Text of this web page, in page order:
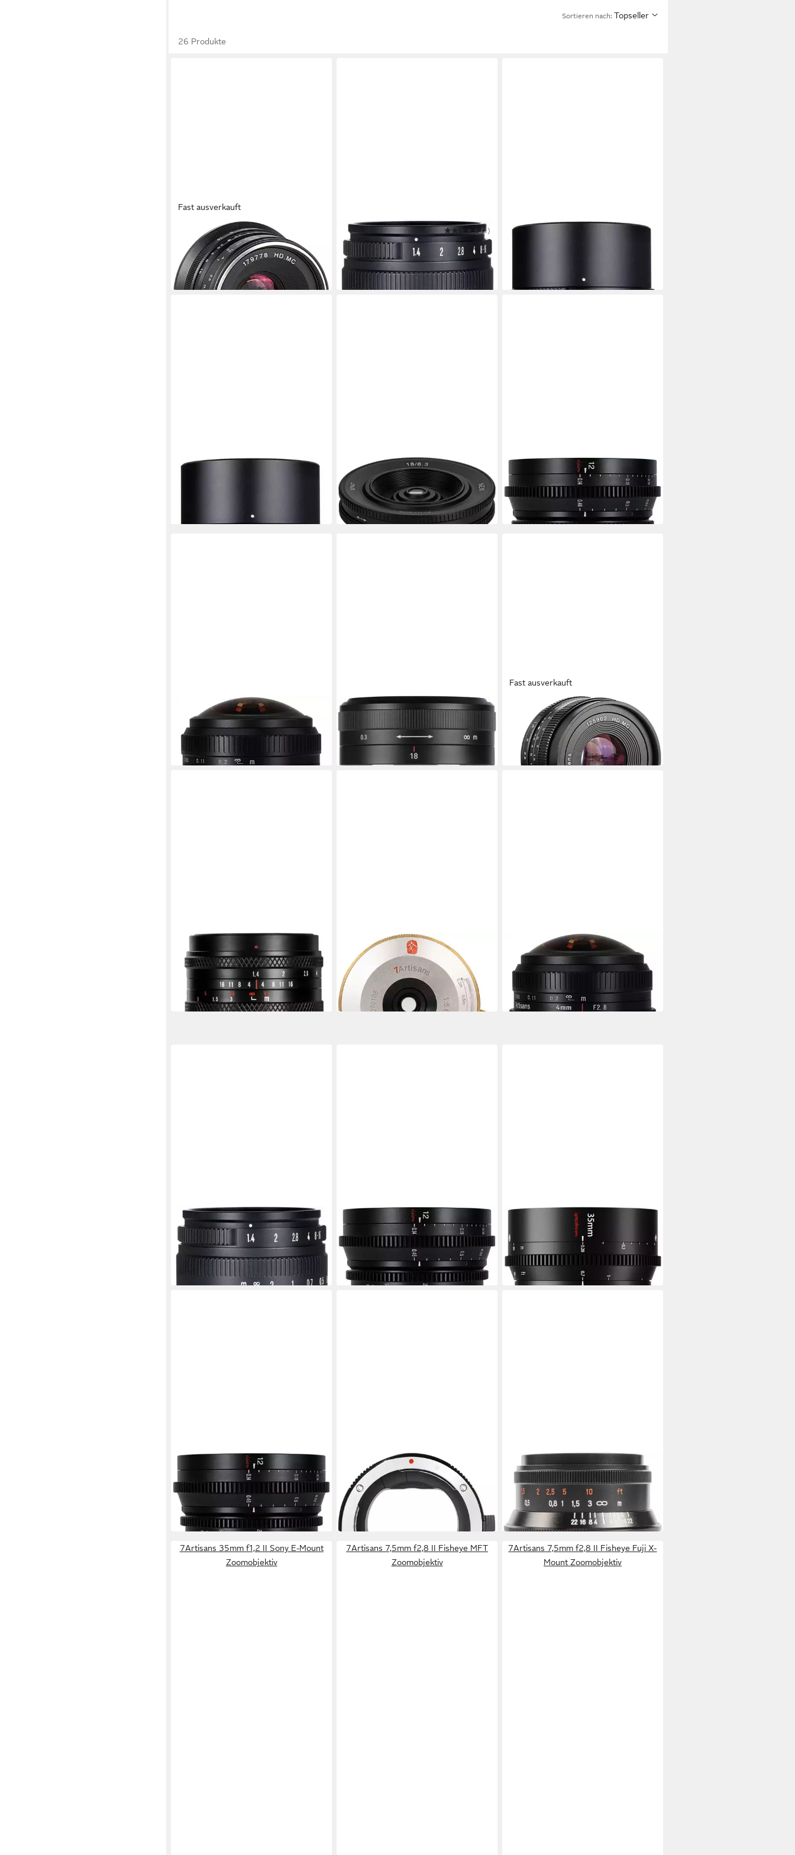
Sortieren nach: Topseller
26 Produkte
Fast ausverkauft
7ARTISANS
25mm f1,8 Fuji X-Mount
Zoomobjektiv
89,00 €
in 4-5 Werktagen bei dir
7ARTISANS
35mm f1,4 Nikon Z Zoomobjektiv
(1)
89,00 €
in 4-5 Werktagen bei dir
7ARTISANS
7ARTISANS
7ARTISANS
18mm f6,3 II Sony E Zoomobjektiv
79,00 €
in 4-5 Werktagen bei dir
12mm T2.9 L-Mount Zoomobjektiv
19,82 €
mtl. in 24 Raten
in 4-5 Werktagen bei dir
7ARTISANS
4mm f2,8 Fisheye MFT Zoomobjektiv
179,00 €
in 4-5 Werktagen bei dir
7ARTISANS
Zoomobjektiv
99,00 €
in 4-5 Werktagen bei dir
Fast ausverkauft
7ARTISANS
50mm f1,8 Sony E-Mount
Zoomobjektiv
85,00 €
in 4-5 Werktagen bei dir
50mm f1,4 Tilt Shift Sony E
Zoomobjektiv
239,00 €
21,83 € mtl. in 12 Raten
in 4-5 Werktagen bei dir
7ARTISANS
35mm f5,6 WEN Pancake Leica M
silber Zoomobjektiv
199,00 €
18,17 €
mtl. in 12 Raten
in 4-5 Werktagen bei dir
7ARTISANS
4mm f2,8 Fisheye Sony E
Zoomobjektiv
16,35 €
mtl. in 12 Raten
in 4-5 Werktagen bei dir
7ARTISANS
35mm f1,4 Fuji X Zoomobjektiv
89,00 €
in 4-5 Werktagen bei dir
12mm T2.9 Canon RF Zoomobjektiv
19,82 €
mtl. in 24 Raten
in 4-5 Werktagen bei dir
Spectrum 35mm T2.0 Nikon Z
Objektiv
479,00 €
17,19 €mtl. in 36 Raten
in 4-5 Werktagen bei dir
12mm T2.9 Fuji X-Mount
399,00 €
19,82 €
mtl. in 24 Raten
in 4-5 Werktagen bei dir
7ARTISANS
Autofokusadapter Canon EF an
Canon RF Zoomobjektiv
69,00 €
in 4-5 Werktagen bei dir
7ARTISANS
Zoomobjektiv
169,00 €
15,43 €mtl. in 12 Raten
in 4-5 Werktagen bei dir
7Artisans 35mm f1,2 II Sony E-Mount
Zoomobjektiv
7Artisans 7,5mm f2,8 II Fisheye MFT
Zoomobjektiv
7Artisans 7,5mm f2,8 II Fisheye Fuji X-
Mount Zoomobjektiv